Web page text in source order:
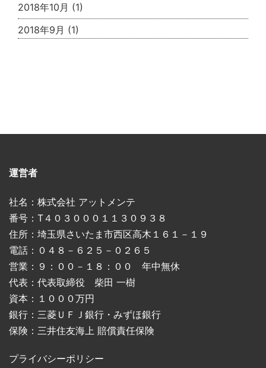
2018年10月 (1)
2018年9月 (1)
運営者
社名：株式会社 アットメンテ
番号：T４０３０００１１３０９３８
住所：埼玉県さいたま市西区高木１６１－１９
電話：０４８－６２５－０２６５
営業：９：００－１８：００ 年中無休
代表：代表取締役 柴田 一樹
資本：１０００万円
銀行：三菱ＵＦＪ銀行・みずほ銀行
保険：三井住友海上 賠償責任保険
プライバシーポリシー